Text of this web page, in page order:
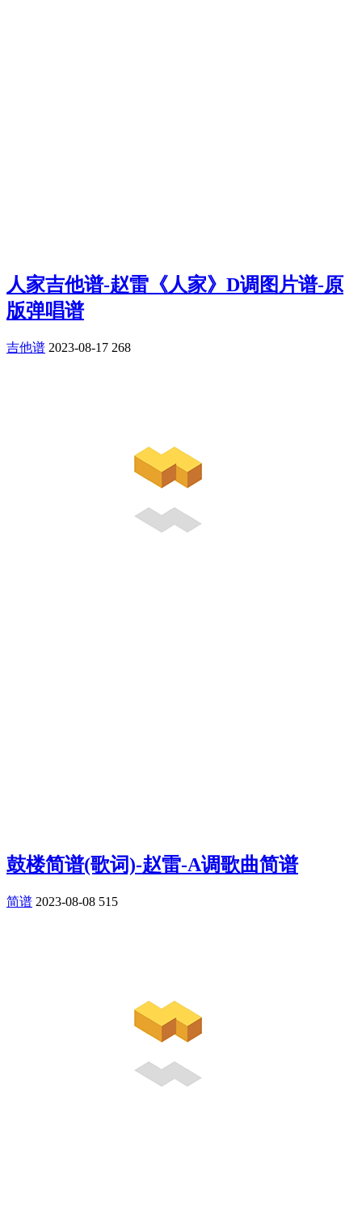
人家吉他谱-赵雷《人家》D调图片谱-原
版弹唱谱
吉他谱 2023-08-17 268
鼓楼简谱(歌词)-赵雷-A调歌曲简谱
简谱 2023-08-08 515